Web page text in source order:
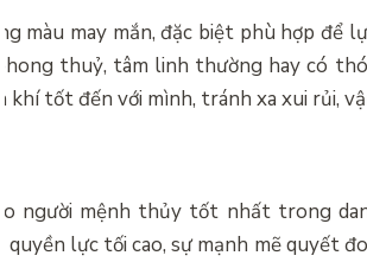
màu may mắn, đặc biệt phù hợp để
thuỷ, tâm linh thường hay có
khí tốt đến với mình, tránh xa xui rủi,
người mệnh thủy tốt nhất trong
lực tối cao, sự mạnh mẽ quyết